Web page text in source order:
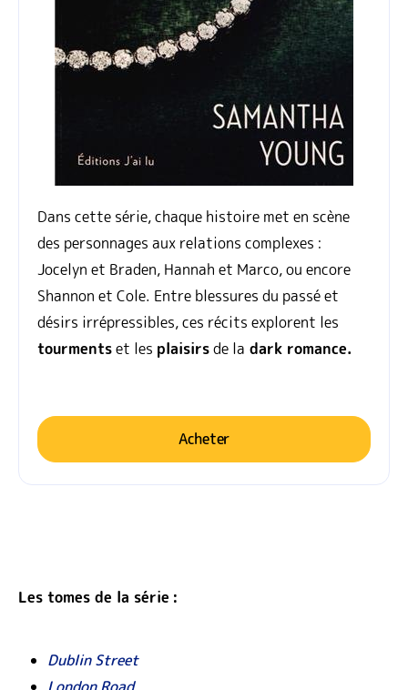
Dans cette série, chaque histoire met en scène
des personnages aux relations complexes :
Jocelyn et Braden, Hannah et Marco, ou encore
Shannon et Cole. Entre blessures du passé et
désirs irrépressibles, ces récits explorent les
tourmentset les plaisirsde la dark romance.
Acheter
Les tomes de la série :
Dublin Street